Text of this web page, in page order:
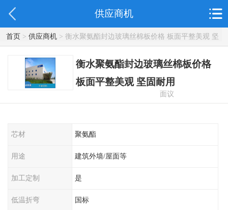
供应商机
首页> 供应商机> 衡水聚氨酯封边玻璃丝棉板价格 板面平整美观 坚
固耐用
衡水聚氨酯封边玻璃丝棉板价格
板面平整美观 坚固耐用
面议
芯材 聚氨酯
用途 建筑外墙/屋面等
加工定制 是
低温折弯 国标